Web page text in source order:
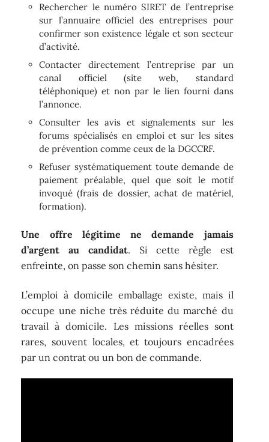
Rechercher le numéro SIRET de l’entreprise
sur l’annuaire officiel des entreprises pour
confirmer son existence légale et son secteur
d’activité.
Contacter directement l’entreprise par un
canal officiel (site web, standard
téléphonique) et non par le lien fourni dans
l’annonce.
Consulter les avis et signalements sur les
forums spécialisés en emploi et sur les sites
de prévention comme ceux de la DGCCRF.
Refuser systématiquement toute demande de
paiement préalable, quel que soit le motif
invoqué (frais de dossier, achat de matériel,
formation).
Une offre légitime ne demande jamais
d’argent au candidat. Si cette règle est
enfreinte, on passe son chemin sans hésiter.
L’emploi à domicile emballage existe, mais il
occupe une niche très réduite du marché du
travail à domicile. Les missions réelles sont
rares, souvent locales, et toujours encadrées
par un contrat ou un bon de commande.